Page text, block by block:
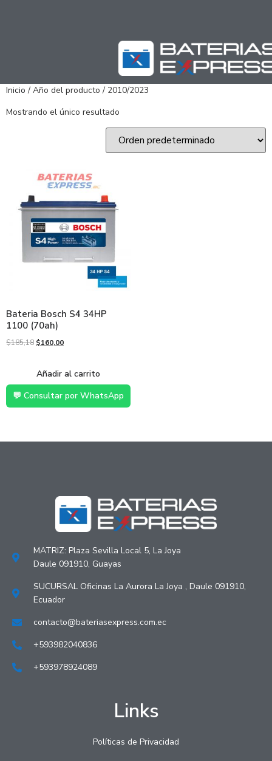
Inicio / Año del producto / 2010/2023
Mostrando el único resultado
Bateria Bosch S4 34HP
1100 (70ah)
$185,18 $160,00
Añadir al carrito
💬 Consultar por WhatsApp
MATRIZ: Plaza Sevilla Local 5, La Joya
Daule 091910, Guayas
SUCURSAL Oficinas La Aurora La Joya , Daule 091910,
Ecuador
contacto@bateriasexpress.com.ec
+593982040836
+593978924089
Links
Políticas de Privacidad